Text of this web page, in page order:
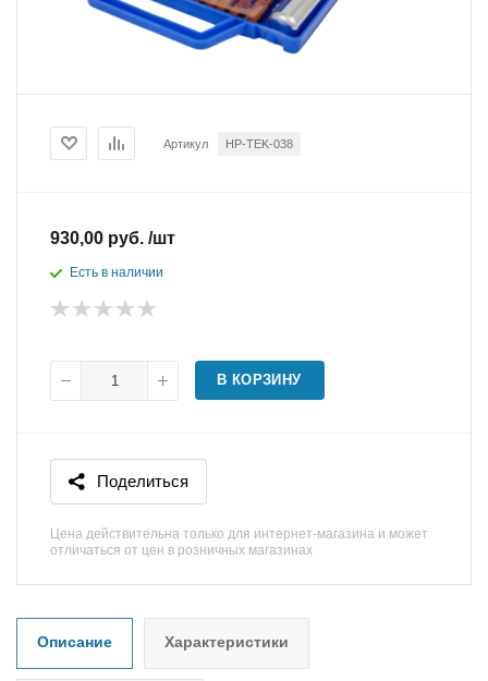
Артикул HP-TEK-038
930,00 руб. /шт
Есть в наличии
В КОРЗИНУ
Поделиться
Цена действительна только для интернет-магазина и может
отличаться от цен в розничных магазинах
Описание Характеристики